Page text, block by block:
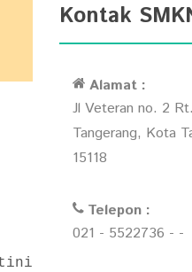
Kontak
Alamat :
Jl Veteran no. 2
Tangerang, Kota
15118
Telepon :
021 - 5522736 - -